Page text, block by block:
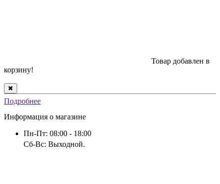
Товар добавлен в
корзину!
✖
Подробнее
Информация о магазине
Пн-Пт: 08:00 - 18:00
Сб-Вс: Выходной.